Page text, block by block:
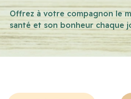
Offrez à votre compagnon le
santé et son bonheur chaque